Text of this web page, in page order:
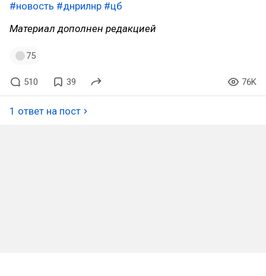
#новость #днрилнр #цб
Материал дополнен редакцией
75
510 39 76K
1 ответ на пост